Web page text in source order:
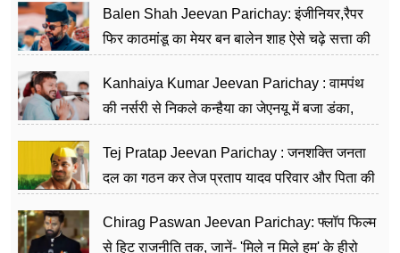
Balen Shah Jeevan Parichay: इंजीनियर,रैपर
फिर काठमांडू का मेयर बन बालेन शाह ऐसे चढ़े सत्ता की
Kanhaiya Kumar Jeevan Parichay : वामपंथ
की नर्सरी से निकले कन्हैया का जेएनयू में बजा डंका,
Tej Pratap Jeevan Parichay : जनशक्ति जनता
दल का गठन कर तेज प्रताप यादव परिवार और पिता की
Chirag Paswan Jeevan Parichay: फ्लॉप फिल्म
से हिट राजनीति तक, जानें- 'मिले न मिले हम' के हीरो